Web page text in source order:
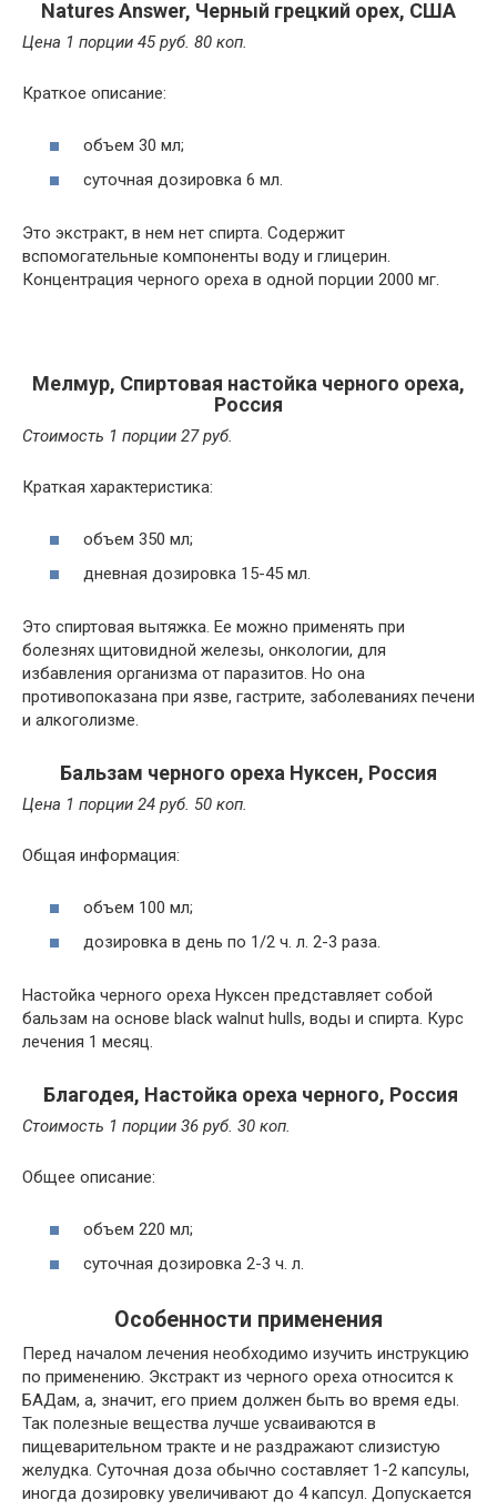
Natures Answer, Черный грецкий орех, США
Цена 1 порции 45 руб. 80 коп.
Краткое описание:
объем 30 мл;
суточная дозировка 6 мл.
Это экстракт, в нем нет спирта. Содержит
вспомогательные компоненты воду и глицерин.
Концентрация черного ореха в одной порции 2000 мг.
Мелмур, Спиртовая настойка черного ореха,
Россия
Стоимость 1 порции 27 руб.
Краткая характеристика:
объем 350 мл;
дневная дозировка 15-45 мл.
Это спиртовая вытяжка. Ее можно применять при
болезнях щитовидной железы, онкологии, для
избавления организма от паразитов. Но она
противопоказана при язве, гастрите, заболеваниях печени
и алкоголизме.
Бальзам черного ореха Нуксен, Россия
Цена 1 порции 24 руб. 50 коп.
Общая информация:
объем 100 мл;
дозировка в день по 1/2 ч. л. 2-3 раза.
Настойка черного ореха Нуксен представляет собой
бальзам на основе black walnut hulls, воды и спирта. Курс
лечения 1 месяц.
Благодея, Настойка ореха черного, Россия
Стоимость 1 порции 36 руб. 30 коп.
Общее описание:
объем 220 мл;
суточная дозировка 2-3 ч. л.
Особенности применения
Перед началом лечения необходимо изучить инструкцию
по применению. Экстракт из черного ореха относится к
БАДам, а, значит, его прием должен быть во время еды.
Так полезные вещества лучше усваиваются в
пищеварительном тракте и не раздражают слизистую
желудка. Суточная доза обычно составляет 1-2 капсулы,
иногда дозировку увеличивают до 4 капсул. Допускается